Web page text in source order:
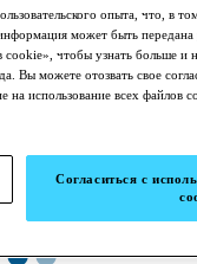
опыта, что, в
может быть передана
чтобы узнать больше и
Вы можете отозвать свое
использование всех файлов
Согласиться с